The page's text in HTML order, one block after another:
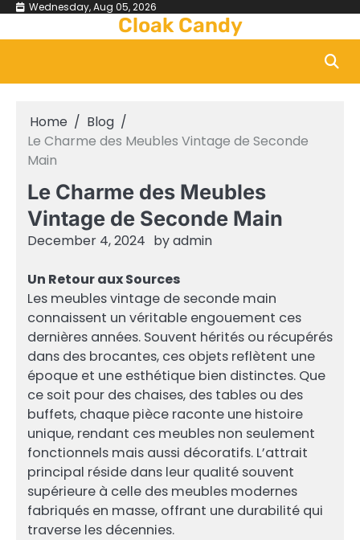
Skip Wednesday, Aug 05, 2026
Cloak Candy
Home
Blog
Le Charme des Meubles Vintage de Seconde
Main
Le Charme des Meubles
Vintage de Seconde Main
December 4, 2024 byadmin
Un Retour aux Sources
Les meubles vintage de seconde main
connaissent un véritable engouement ces
dernières années. Souvent hérités ou récupérés
dans des brocantes, ces objets reflètent une
époque et une esthétique bien distinctes. Que
ce soit pour des chaises, des tables ou des
buffets, chaque pièce raconte une histoire
unique, rendant ces meubles non seulement
fonctionnels mais aussi décoratifs. L’attrait
principal réside dans leur qualité souvent
supérieure à celle des meubles modernes
fabriqués en masse, offrant une durabilité qui
traverse les décennies.